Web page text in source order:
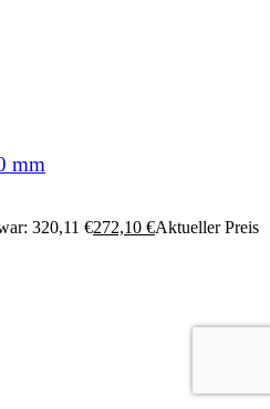
mm
320,11 €272,10 €Aktueller Preis